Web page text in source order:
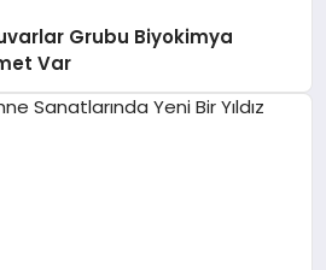
Grubu Biyokimya
Var